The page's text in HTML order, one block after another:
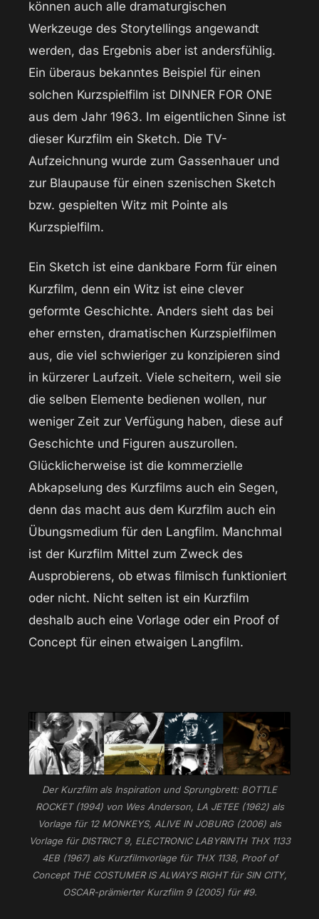
können auch alle dramaturgischen
Werkzeuge des Storytellings angewandt
werden, das Ergebnis aber ist andersfühlig.
Ein überaus bekanntes Beispiel für einen
solchen Kurzspielfilm ist DINNER FOR ONE
aus dem Jahr 1963. Im eigentlichen Sinne ist
dieser Kurzfilm ein Sketch. Die TV-
Aufzeichnung wurde zum Gassenhauer und
zur Blaupause für einen szenischen Sketch
bzw. gespielten Witz mit Pointe als
Kurzspielfilm.
Ein Sketch ist eine dankbare Form für einen
Kurzfilm, denn ein Witz ist eine clever
geformte Geschichte. Anders sieht das bei
eher ernsten, dramatischen Kurzspielfilmen
aus, die viel schwieriger zu konzipieren sind
in kürzerer Laufzeit. Viele scheitern, weil sie
die selben Elemente bedienen wollen, nur
weniger Zeit zur Verfügung haben, diese auf
Geschichte und Figuren auszurollen.
Glücklicherweise ist die kommerzielle
Abkapselung des Kurzfilms auch ein Segen,
denn das macht aus dem Kurzfilm auch ein
Übungsmedium für den Langfilm. Manchmal
ist der Kurzfilm Mittel zum Zweck des
Ausprobierens, ob etwas filmisch funktioniert
oder nicht. Nicht selten ist ein Kurzfilm
deshalb auch eine Vorlage oder ein Proof of
Concept für einen etwaigen Langfilm.
Der Kurzfilm als Inspiration und Sprungbrett: BOTTLE
ROCKET (1994) von Wes Anderson, LA JETEE (1962) als
Vorlage für 12 MONKEYS, ALIVE IN JOBURG (2006) als
Vorlage für DISTRICT 9, ELECTRONIC LABYRINTH THX 1133
4EB (1967) als Kurzfilmvorlage für THX 1138, Proof of
Concept THE COSTUMER IS ALWAYS RIGHT für SIN CITY,
OSCAR-prämierter Kurzfilm 9 (2005) für #9.